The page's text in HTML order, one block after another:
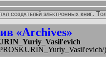
создателей электронных книг.
«Archives»
)